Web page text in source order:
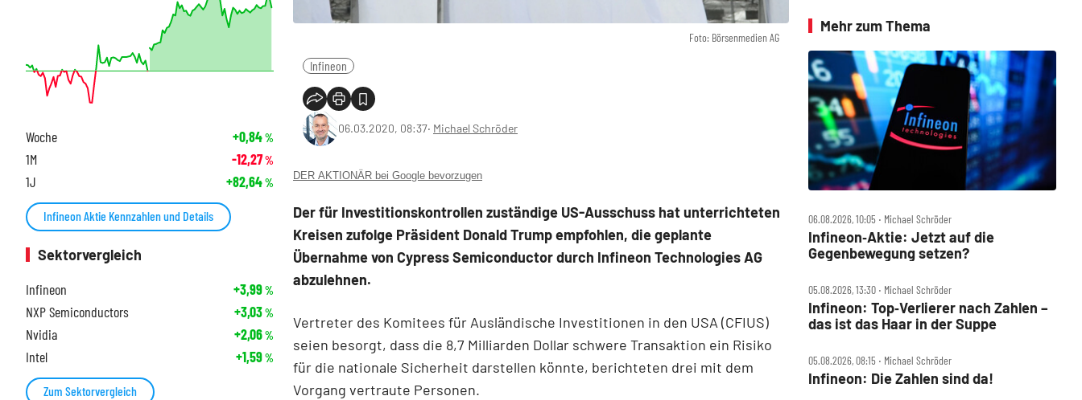
Foto: Börsenmedien AG
Infineon
06.03.2020, 08:37‧ Michael Schröder
DER AKTIONÄR bei Google bevorzugen
Der für Investitionskontrollen zuständige US-Ausschuss hat unterrichteten
Kreisen zufolge Präsident Donald Trump empfohlen, die geplante
Übernahme von Cypress Semiconductor durch Infineon Technologies AG
abzulehnen.
Vertreter des Komitees für Ausländische Investitionen in den USA (CFIUS)
seien besorgt, dass die 8,7 Milliarden Dollar schwere Transaktion ein Risiko
für die nationale Sicherheit darstellen könnte, berichteten drei mit dem
Vorgang vertraute Personen.
Woche +0,84%
1M -12,27%
1J +82,64%
Infineon Aktie Kennzahlen und Details
Sektorvergleich
Infineon
+3,99%
NXP Semiconductors +3,03%
Nvidia +2,06%
Intel +1,59%
Zum Sektorvergleich
Mehr zum Thema
06.08.2026, 10:05 ‧ Michael Schröder
Infineon‑Aktie: Jetzt auf die
Gegenbewegung setzen?
05.08.2026, 13:30 ‧ Michael Schröder
Infineon: Top‑Verlierer nach Zahlen –
das ist das Haar in der Suppe
05.08.2026, 08:15 ‧ Michael Schröder
Infineon: Die Zahlen sind da!